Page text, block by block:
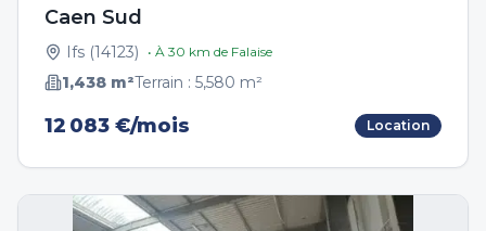
Caen Sud
Ifs (14123) • À 30 km de Falaise
1,438 m²Terrain : 5,580 m²
12 083 €/mois Location